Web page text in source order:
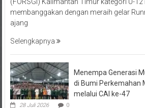
ajang
di Bumi Perkemahan
melalui CAI ke-47
28 Juli 2026 0